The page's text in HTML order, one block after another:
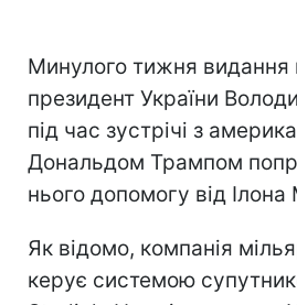
Минулого тижня
президент України
під час зустрічі з
Дональдом Трампом
нього допомогу від
Як відомо, компанія
керує системою